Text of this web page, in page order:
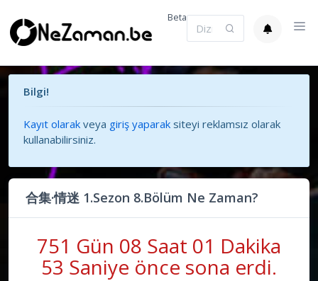
Beta
Bilgi!
Kayıt olarak veya giriş yaparak siteyi reklamsız olarak
kullanabilirsiniz.
合集·情迷 1.Sezon 8.Bölüm Ne Zaman?
751 Gün 08 Saat 01 Dakika
54 Saniye önce sona erdi.